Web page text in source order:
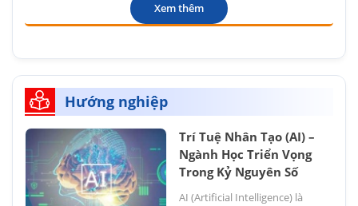
Xem thêm
Hướng nghiệp
Trí Tuệ Nhân Tạo (AI) –
Ngành Học Triển Vọng
Trong Kỷ Nguyên Số
AI (Artificial Intelligence) là